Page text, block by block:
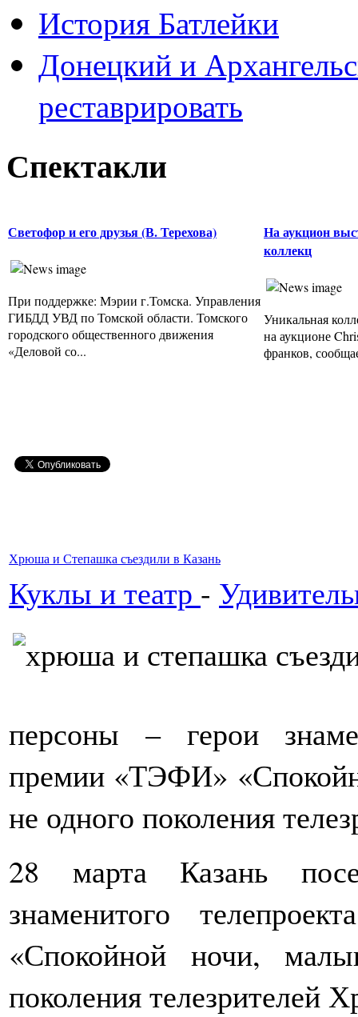
История Батлейки
Донецкий и
реставрировать
Спектакли
Светофор и его друзья (В. Терехова)
При поддержке: Мэрии г.Томска. Управления
ГИБДД УВД по Томской области. Томского
городского общественного движения
«Деловой со...
На аукцион
коллекц
Уникальная
на аукционе
франков,
Хрюша и Степашка съездили в Казань
Куклы и театр -
персоны – герои
премии «ТЭФИ»
не одного поколения
28 марта Казань
знаменитого
«Спокойной ночи,
поколения телезрителей